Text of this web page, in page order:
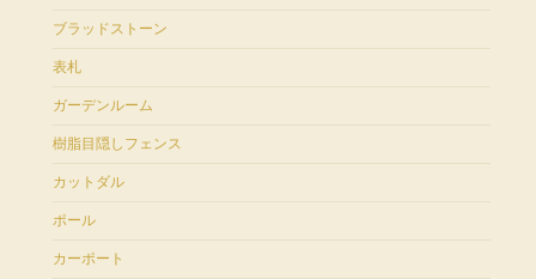
ブラッドストーン
表札
ガーデンルーム
樹脂目隠しフェンス
カットダル
ポール
カーポート